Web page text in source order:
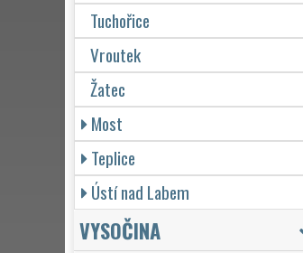
Tuchořice
Vroutek
Žatec
Most
Teplice
Ústí nad Labem
VYSOČINA